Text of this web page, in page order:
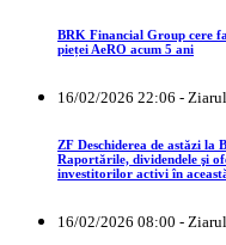
BRK Financial Group cere
pieței AeRO acum 5 ani
16/02/2026 22:06 -
ZF Deschiderea de astăzi
Raportările, dividendele şi
investitorilor activi în
16/02/2026 08:00 -